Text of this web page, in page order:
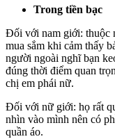
Trong tiền bạc
Đối với nam giới: thuộc
mua sắm khi cảm thấy
người ngoài nghĩ bạn
đúng thời điểm quan
chị em phái nữ.
Đối với nữ giới: họ rất
nhìn vào mình nên có
quần áo.